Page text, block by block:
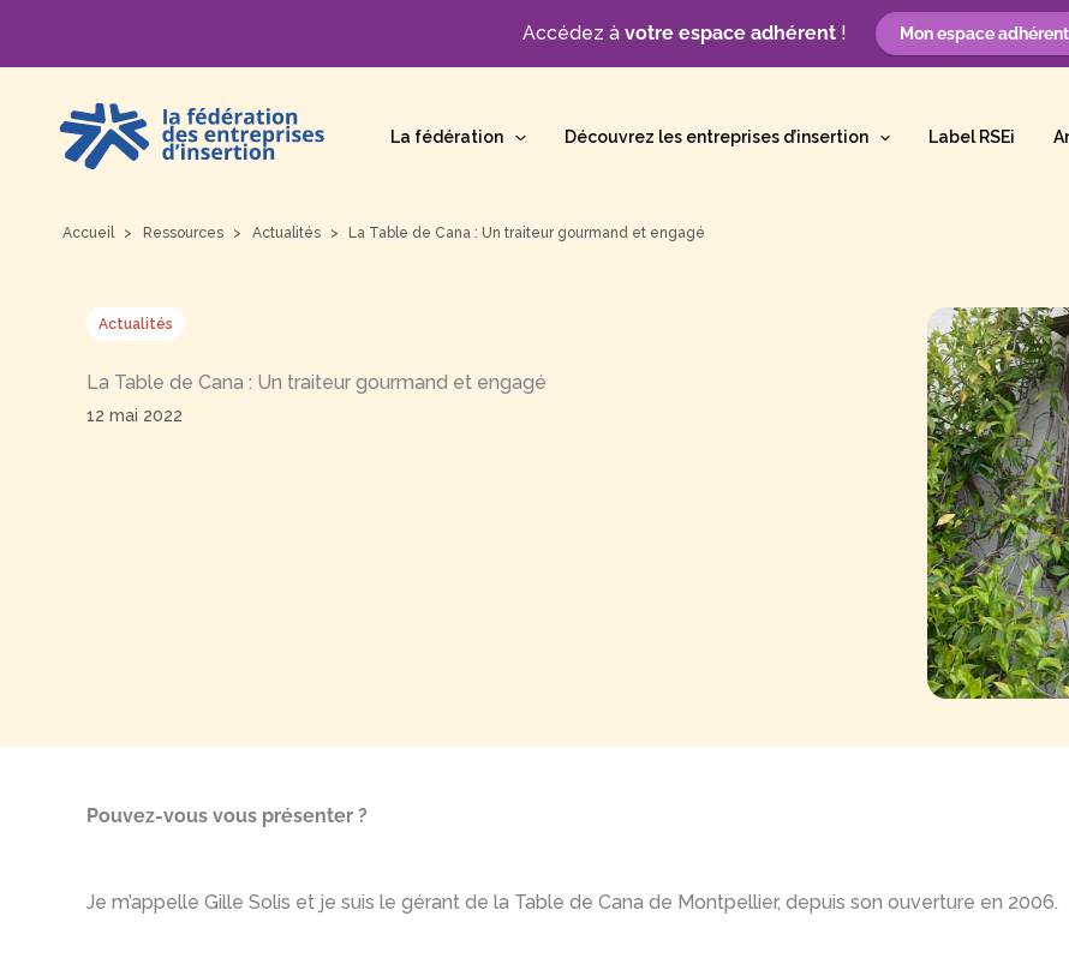
Accédez à votre espace adhérent! Mon espace adhérent
contenu
La fédération Découvrez les entreprises d’insertion Label RSEi
Accueil Ressources Actualités La Table de Cana : Un traiteur gourmand et engagé
Actualités
La Table de Cana : Un traiteur gourmand et engagé
12 mai 2022
Pouvez-vous vous présenter ?
Je m’appelle Gille Solis et je suis le gérant de la Table de Cana de Montpellier, depuis son ouverture en 2006.